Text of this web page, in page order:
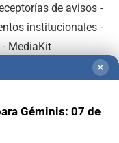
de avisos -
institucionales-
- MediaKit
✕
Géminis: 07 de